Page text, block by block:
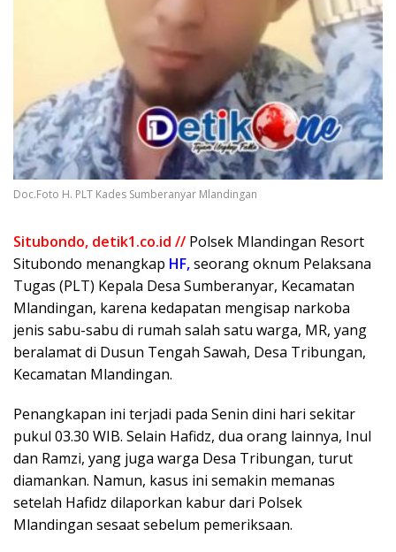
Doc.Foto H. PLT Kades Sumberanyar Mlandingan
Situbondo, detik1.co.id // Polsek Mlandingan Resort
Situbondo menangkap HF,seorang oknum Pelaksana
Tugas (PLT) Kepala Desa Sumberanyar, Kecamatan
Mlandingan, karena kedapatan mengisap narkoba
jenis sabu-sabu di rumah salah satu warga, MR, yang
beralamat di Dusun Tengah Sawah, Desa Tribungan,
Kecamatan Mlandingan.
Penangkapan ini terjadi pada Senin dini hari sekitar
pukul 03.30 WIB. Selain Hafidz, dua orang lainnya, Inul
dan Ramzi, yang juga warga Desa Tribungan, turut
diamankan. Namun, kasus ini semakin memanas
setelah Hafidz dilaporkan kabur dari Polsek
Mlandingan sesaat sebelum pemeriksaan.